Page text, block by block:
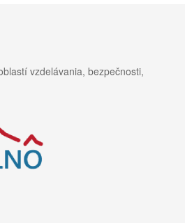
vzdelávania, bezpečnosti,